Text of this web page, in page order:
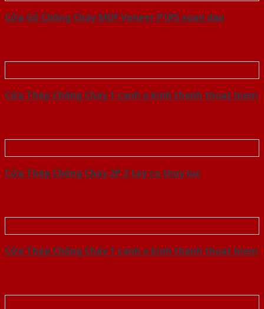
Cửa Gỗ Chống Cháy MDF Veneer P1R5 xoan dao
Cửa Thép Chống Cháy 1 canh o kinh thanh thoat hiem
Cửa Thép Chống Cháy 2P 2 tay co thuy luc
Cửa Thép Chống Cháy 1 canh o kinh thanh thoat hiem